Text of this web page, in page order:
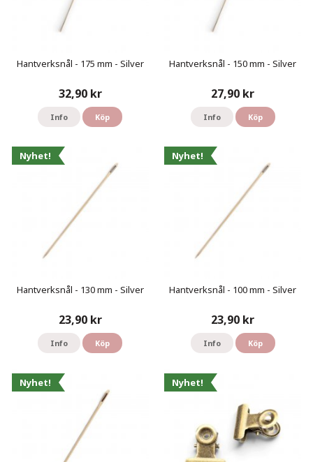
Hantverksnål - 175 mm - Silver
32,90 kr
Info Köp
Hantverksnål - 150 mm - Silver
27,90 kr
Info Köp
Nyhet!
Hantverksnål - 130 mm - Silver
23,90 kr
Info Köp
Nyhet!
Hantverksnål - 100 mm - Silver
23,90 kr
Info Köp
Nyhet! Nyhet!